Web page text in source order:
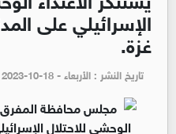
الإسرائيلي على
غزة.
تاريخ النشر : الأربعاء - pm 09:58 | 2023-10-18